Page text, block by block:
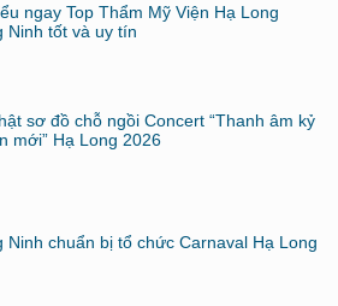
ngay Top Thẩm Mỹ Viện Hạ Long
Ninh tốt và uy tín
sơ đồ chỗ ngồi Concert “Thanh âm kỷ
mới” Hạ Long 2026
Ninh chuẩn bị tổ chức Carnaval Hạ Long